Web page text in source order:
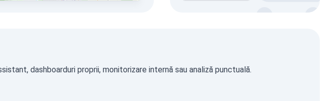
dashboarduri proprii, monitorizare internă sau analiză punctuală.